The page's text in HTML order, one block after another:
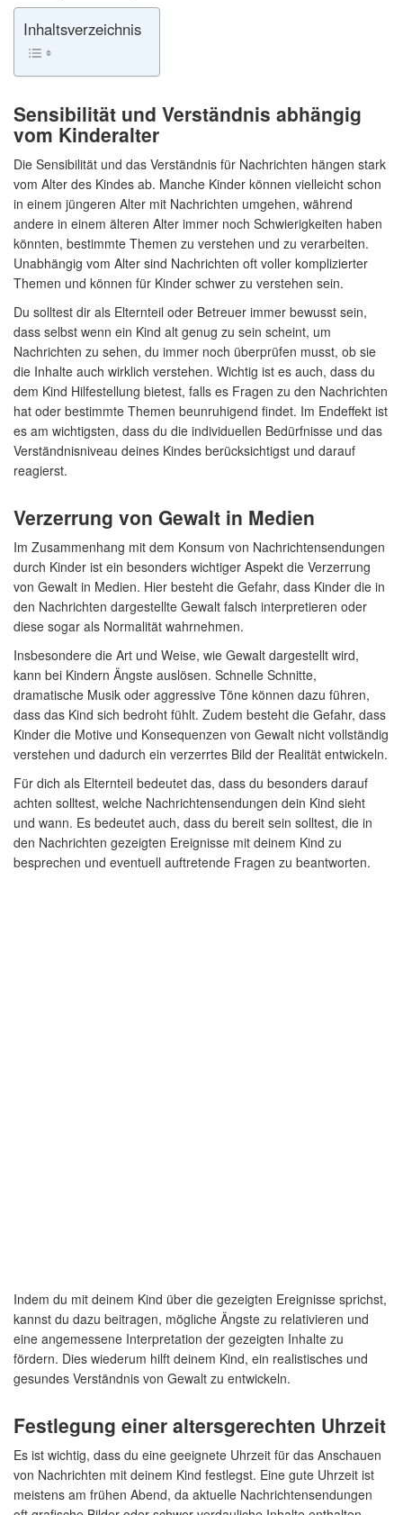
Inhaltsverzeichnis
Sensibilität und Verständnis abhängig
vom Kinderalter
Die Sensibilität und das Verständnis für Nachrichten hängen stark
vom Alter des Kindes ab. Manche Kinder können vielleicht schon
in einem jüngeren Alter mit Nachrichten umgehen, während
andere in einem älteren Alter immer noch Schwierigkeiten haben
könnten, bestimmte Themen zu verstehen und zu verarbeiten.
Unabhängig vom Alter sind Nachrichten oft voller komplizierter
Themen und können für Kinder schwer zu verstehen sein.
Du solltest dir als Elternteil oder Betreuer immer bewusst sein,
dass selbst wenn ein Kind alt genug zu sein scheint, um
Nachrichten zu sehen, du immer noch überprüfen musst, ob sie
die Inhalte auch wirklich verstehen. Wichtig ist es auch, dass du
dem Kind Hilfestellung bietest, falls es Fragen zu den Nachrichten
hat oder bestimmte Themen beunruhigend findet. Im Endeffekt ist
es am wichtigsten, dass du die individuellen Bedürfnisse und das
Verständnisniveau deines Kindes berücksichtigst und darauf
reagierst.
Verzerrung von Gewalt in Medien
Im Zusammenhang mit dem Konsum von Nachrichtensendungen
durch Kinder ist ein besonders wichtiger Aspekt die Verzerrung
von Gewalt in Medien. Hier besteht die Gefahr, dass Kinder die in
den Nachrichten dargestellte Gewalt falsch interpretieren oder
diese sogar als Normalität wahrnehmen.
Insbesondere die Art und Weise, wie Gewalt dargestellt wird,
kann bei Kindern Ängste auslösen. Schnelle Schnitte,
dramatische Musik oder aggressive Töne können dazu führen,
dass das Kind sich bedroht fühlt. Zudem besteht die Gefahr, dass
Kinder die Motive und Konsequenzen von Gewalt nicht vollständig
verstehen und dadurch ein verzerrtes Bild der Realität entwickeln.
Für dich als Elternteil bedeutet das, dass du besonders darauf
achten solltest, welche Nachrichtensendungen dein Kind sieht
und wann. Es bedeutet auch, dass du bereit sein solltest, die in
den Nachrichten gezeigten Ereignisse mit deinem Kind zu
besprechen und eventuell auftretende Fragen zu beantworten.
Indem du mit deinem Kind über die gezeigten Ereignisse sprichst,
kannst du dazu beitragen, mögliche Ängste zu relativieren und
eine angemessene Interpretation der gezeigten Inhalte zu
fördern. Dies wiederum hilft deinem Kind, ein realistisches und
gesundes Verständnis von Gewalt zu entwickeln.
Festlegung einer altersgerechten Uhrzeit
Es ist wichtig, dass du eine geeignete Uhrzeit für das Anschauen
von Nachrichten mit deinem Kind festlegst. Eine gute Uhrzeit ist
meistens am frühen Abend, da aktuelle Nachrichtensendungen